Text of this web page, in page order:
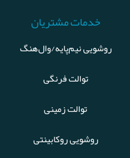
خدمات مشتریان
روشویی نیم‌پایه/وال‌هنگ
توالت فرنگی
توالت زمینی
روشویی روکابینتی